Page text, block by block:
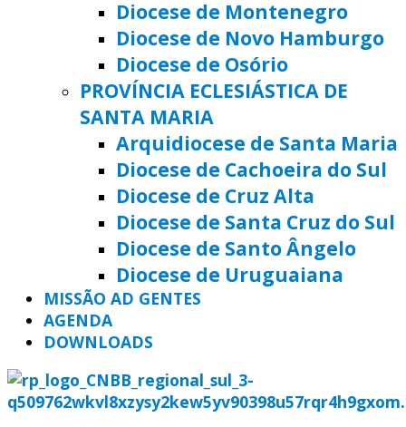
Diocese de Montenegro
Diocese de Novo Hamburgo
Diocese de Osório
PROVÍNCIA ECLESIÁSTICA DE
SANTA MARIA
Arquidiocese de Santa Maria
Diocese de Cachoeira do Sul
Diocese de Cruz Alta
Diocese de Santa Cruz do Sul
Diocese de Santo Ângelo
Diocese de Uruguaiana
MISSÃO AD GENTES
AGENDA
DOWNLOADS